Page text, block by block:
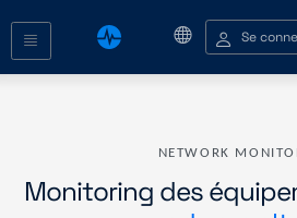
Se
NETWORK
Monitoring des